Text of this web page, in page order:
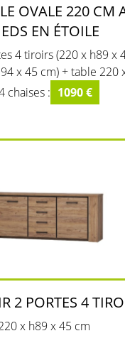
OVALE 220 CM
EN ÉTOILE
4 tiroirs (220 x h89 x
x 45 cm) + table 220
chaises : 1090 €
2 PORTES 4
x h89 x 45 cm